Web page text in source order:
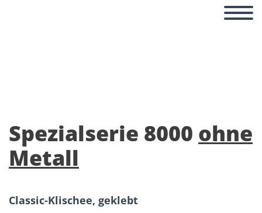
Spezialserie 8000 ohne
Metall
Classic-Klischee, geklebt